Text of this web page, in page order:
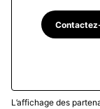
Habring² est
L’affichage des